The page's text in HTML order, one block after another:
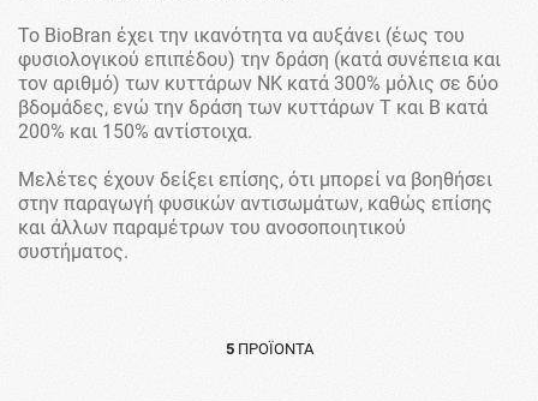
Το BioBran έχει την ικανότητα να αυξάνει (έως του
φυσιολογικού επιπέδου) την δράση (κατά συνέπεια και
τον αριθμό) των κυττάρων ΝΚ κατά 300% μόλις σε δύο
βδομάδες, ενώ την δράση των κυττάρων Τ και Β κατά
200% και 150% αντίστοιχα.
Μελέτες έχουν δείξει επίσης, ότι μπορεί να βοηθήσει
στην παραγωγή φυσικών αντισωμάτων, καθώς επίσης
και άλλων παραμέτρων του ανοσοποιητικού
συστήματος.
5ΠΡΟΪΌΝΤΑ